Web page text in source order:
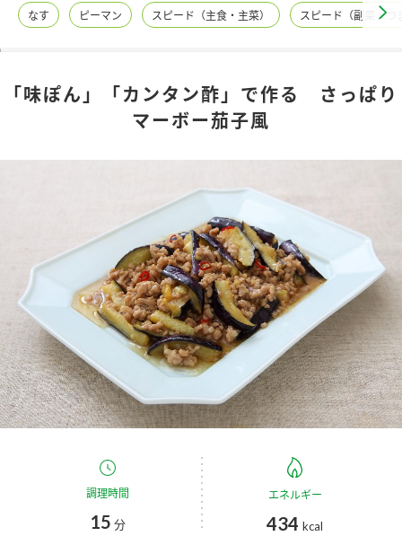
レシピ名特集
商品情報
お酢ドリンク ぽん酢
みりん風・料理酒 鍋用調味料
つゆ たれ
スープ 中華
キャンペーン情報
ブランド・スペシャルサイト
ブランド・スペシャルサイト トップ
商品ブランドサイト
Fibee（ファイビー）
くらしプラ酢
お酢ドリンク
企業情報
国内事業概要
企業理念
ミツカンを知る
なす ピーマン スピード（主食・主菜） スピード（副菜・つ
「味ぽん」「カンタン酢」で作る さっぱり
マーボー茄子風
調理時間
15 分
エネルギー
434 kcal